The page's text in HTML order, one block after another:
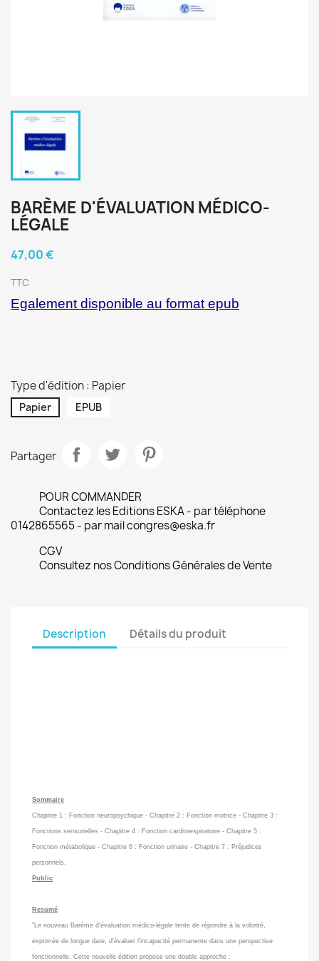
BARÈME D'ÉVALUATION MÉDICO-
LÉGALE
47,00 €
TTC
Egalement disponible au format epub
Type d'édition : Papier
Papier EPUB
Partager
POUR COMMANDER
Contactez les Editions ESKA - par téléphone
0142865565 - par mail congres@eska.fr
CGV
Consultez nos Conditions Générales de Vente
Description Détails du produit
Sommaire
Chapitre 1 : Fonction neuropsychique - Chapitre 2 : Fonction motrice - Chapitre 3 :
Fonctions sensorielles - Chapitre 4 : Fonction cardiorespiratoire - Chapitre 5 :
Fonction métabolique - Chapitre 6 : Fonction urinaire - Chapitre 7 : Préjudices
personnels.
Public
Resumé
"Le nouveau Barème d'évaluation médico-légale tente de répondre à la volonté,
exprimée de longue date, d'évaluer l'incapacité permanente dans une perspective
fonctionnelle. Cette nouvelle édition propose une double approche :